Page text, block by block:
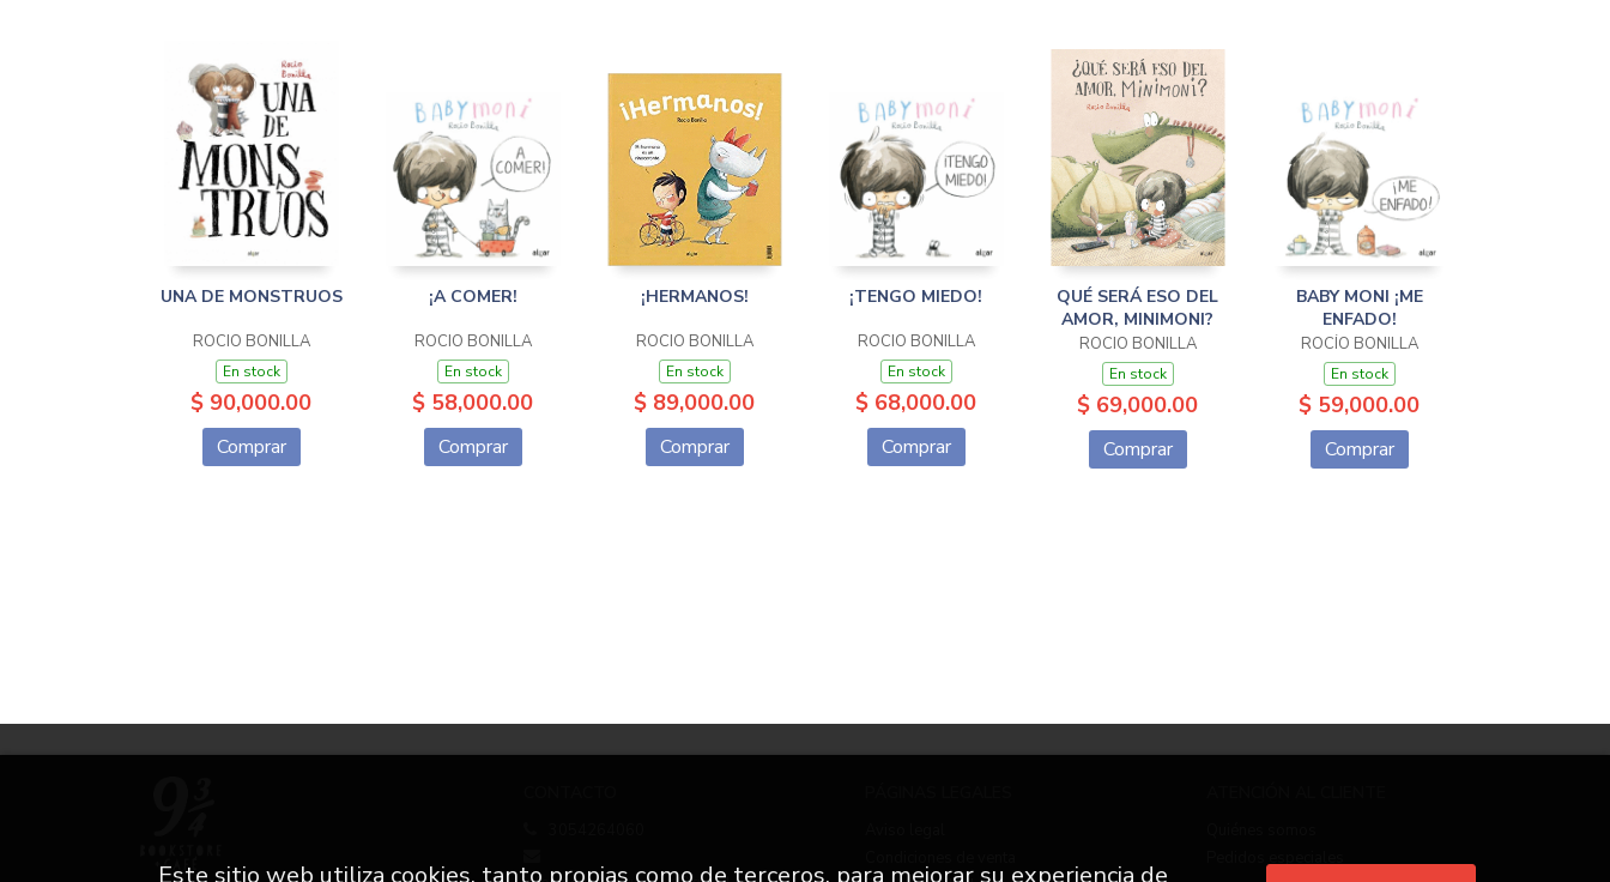
UNA DE MONSTRUOS
ROCIO BONILLA
En stock
$ 90,000.00
Comprar
¡A COMER!
ROCIO BONILLA
En stock
$ 58,000.00
Comprar
¡HERMANOS!
ROCIO BONILLA
En stock
$ 89,000.00
Comprar
¡TENGO MIEDO!
ROCIO BONILLA
En stock
$ 68,000.00
Comprar
QUÉ SERÁ ESO DEL
AMOR, MINIMONI?
ROCIO BONILLA
En stock
$ 69,000.00
Comprar
BABY MONI ¡ME
ENFADO!
ROCÍO BONILLA
En stock
$ 59,000.00
Comprar
Este sitio web utiliza cookies, tanto propias como de terceros, para mejorar su experiencia de